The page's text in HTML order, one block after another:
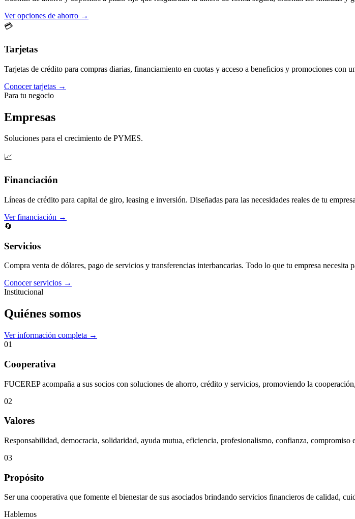
Ver opciones de ahorro →
💳
Tarjetas
Tarjetas de crédito para compras diarias, financiamiento en cuotas y acceso a beneficios y promociones con
Conocer tarjetas →
Para tu negocio
Empresas
Soluciones para el crecimiento de PYMES.
📈
Financiación
Líneas de crédito para capital de giro, leasing e inversión. Diseñadas para las necesidades reales de tu
Ver financiación →
🔄
Servicios
Compra venta de dólares, pago de servicios y transferencias interbancarias. Todo lo que tu empresa necesita
Conocer servicios →
Institucional
Quiénes somos
Ver información completa →
01
Cooperativa
FUCEREP acompaña a sus socios con soluciones de ahorro, crédito y servicios, promoviendo la
02
Valores
Responsabilidad, democracia, solidaridad, ayuda mutua, eficiencia, profesionalismo, confianza, compromiso
03
Propósito
Ser una cooperativa que fomente el bienestar de sus asociados brindando servicios financieros de calidad,
Hablemos